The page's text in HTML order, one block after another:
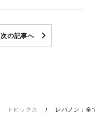
次の記事へ
トピックス レバノン：全